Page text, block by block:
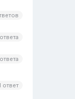
ответ